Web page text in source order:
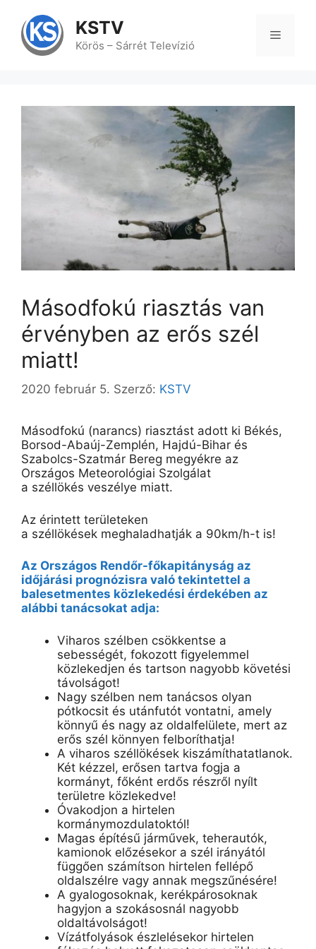
tartalomba
KSTV
Körös – Sárrét Televízió
Menü
Másodfokú riasztás van
érvényben az erős szél
miatt!
2020 február 5. Szerző: KSTV
Másodfokú (narancs) riasztást adott ki Békés,
Borsod-Abaúj-Zemplén, Hajdú-Bihar és
Szabolcs-Szatmár Bereg megyékre az
Országos Meteorológiai Szolgálat
a széllökés veszélye miatt.
Az érintett területeken
a széllökések meghaladhatják a 90km/h-t is!
Az Országos Rendőr-főkapitányság az
időjárási prognózisra való tekintettel a
balesetmentes közlekedési érdekében az
alábbi tanácsokat adja:
Viharos szélben csökkentse a
sebességét, fokozott figyelemmel
közlekedjen és tartson nagyobb követési
távolságot!
Nagy szélben nem tanácsos olyan
pótkocsit és utánfutót vontatni, amely
könnyű és nagy az oldalfelülete, mert az
erős szél könnyen felboríthatja!
A viharos széllökések kiszámíthatatlanok.
Két kézzel, erősen tartva fogja a
kormányt, főként erdős részről nyílt
területre közlekedve!
Óvakodjon a hirtelen
kormánymozdulatoktól!
Magas építésű járművek, teherautók,
kamionok előzésekor a szél irányától
függően számítson hirtelen fellépő
oldalszélre vagy annak megszűnésére!
A gyalogosoknak, kerékpárosoknak
hagyjon a szokásosnál nagyobb
oldaltávolságot!
Vízátfolyások észlelésekor hirtelen